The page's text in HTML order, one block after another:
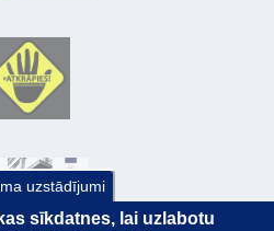
uzstādījumi
sīkdatnes, lai uzlabotu